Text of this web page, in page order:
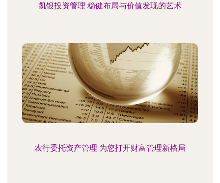
凯银投资管理 稳健布局与价值发现的艺术
农行委托资产管理 为您打开财富管理新格局